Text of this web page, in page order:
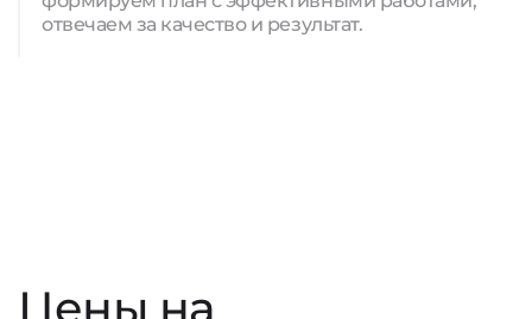
отвечаем за качество и результат.
Цены на